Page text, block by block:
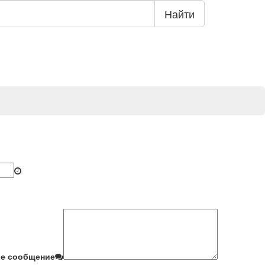
Найти
сообщение